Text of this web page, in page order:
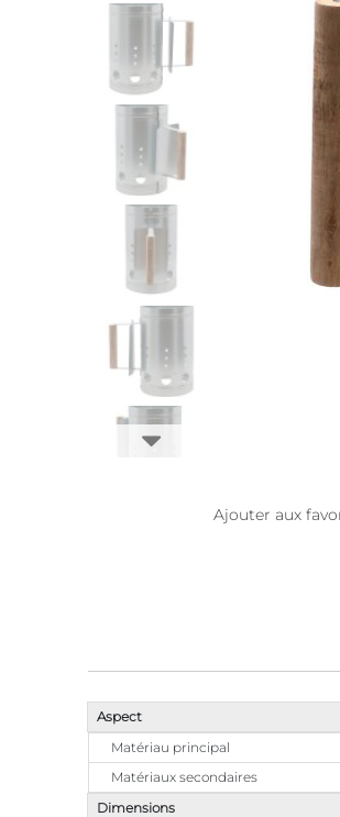
Ajouter aux
Aspect
Matériau principal
Matériaux secondaires
Dimensions